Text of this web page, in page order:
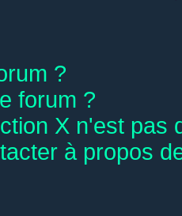
?
forum ?
X n'est pas
à propos